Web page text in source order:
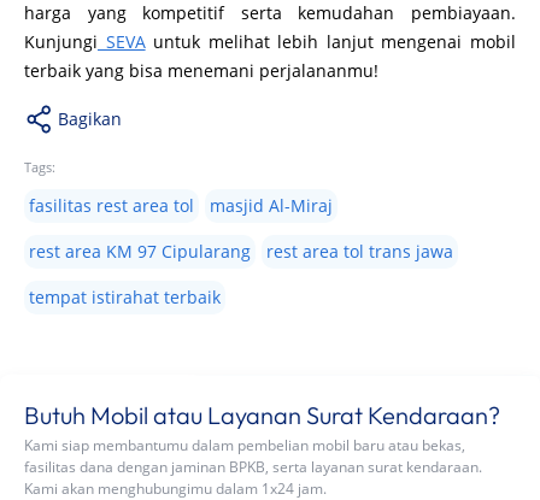
harga yang kompetitif serta kemudahan pembiayaan.
Kunjungi SEVAuntuk melihat lebih lanjut mengenai mobil
terbaik yang bisa menemani perjalananmu!
Bagikan
Tags:
fasilitas rest area tol
masjid Al-Miraj
rest area KM 97 Cipularang
rest area tol trans jawa
tempat istirahat terbaik
Butuh Mobil atau Layanan Surat Kendaraan?
Kami siap membantumu dalam pembelian mobil baru atau bekas,
fasilitas dana dengan jaminan BPKB, serta layanan surat kendaraan.
Kami akan menghubungimu dalam 1x24 jam.